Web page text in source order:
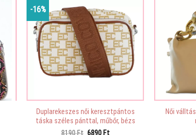
-16%
Duplarekeszes női keresztpántos
táska széles pánttal, műbőr, bézs
8190Ft Original
6890 FtCurrent
Női